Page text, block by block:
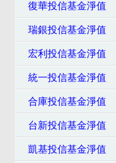
復華投信基金淨值
瑞銀投信基金淨值
宏利投信基金淨值
統一投信基金淨值
合庫投信基金淨值
台新投信基金淨值
凱基投信基金淨值